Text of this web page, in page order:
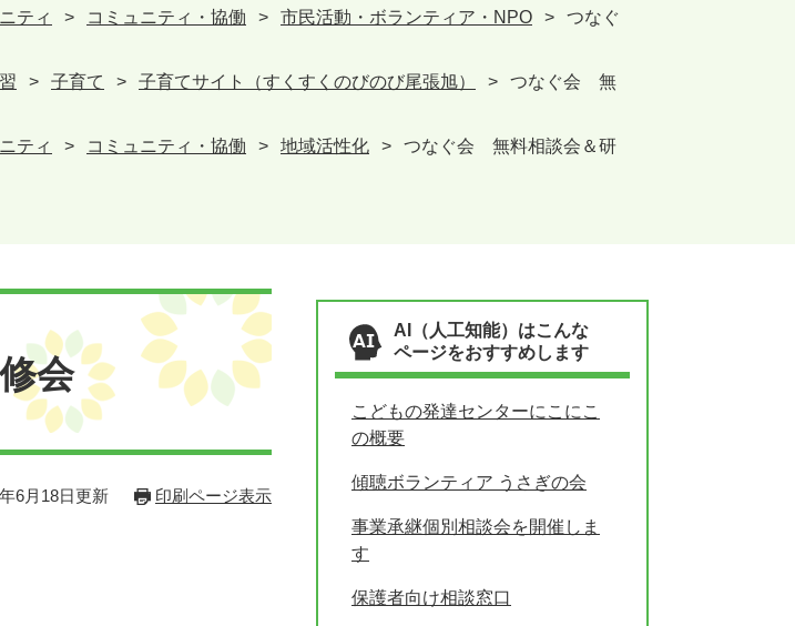
ティ > コミュニティ・協働 > 市民活動・ボランティア・NPO >
つなぐ
> 子育て > 子育てサイト（すくすくのびのび尾張旭） >
つなぐ会 無
ティ > コミュニティ・協働 > 地域活性化 >
つなぐ会 無料相談会＆研
会
6月18日更新 印刷ページ表示
AI（人工知能）はこんな
ページをおすすめします
こどもの発達センターにこにこ
の概要
傾聴ボランティア うさぎの会
事業承継個別相談会を開催しま
す
保護者向け相談窓口